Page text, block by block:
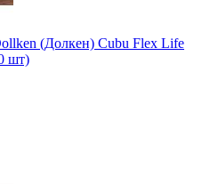
(Долкен) Cubu Flex Life
шт)